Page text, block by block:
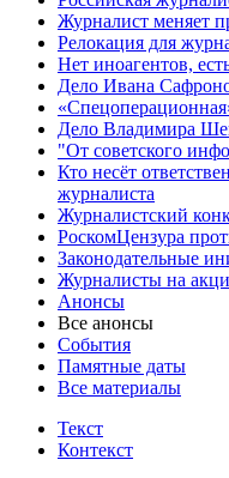
Журналист меняет
Релокация для
Нет иноагентов,
Дело Ивана
Дело Владимира
"От советского
Кто несёт
журналиста
Журналистский
РоскомЦензура
Законодательные
Журналисты на
Анонсы
Все анонсы
События
Памятные даты
Все материалы
Текст
Контекст